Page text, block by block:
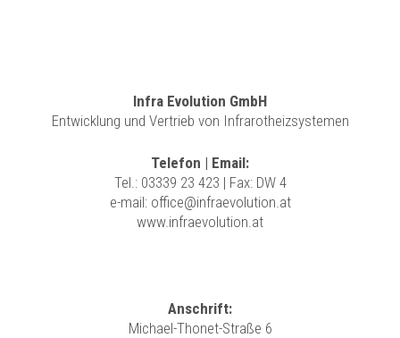
Infra Evolution GmbH
Entwicklung und Vertrieb von Infrarotheizsystemen
Telefon | Email:
Tel.: 03339 23 423 | Fax: DW 4
e-mail: office@infraevolution.at
www.infraevolution.at
Anschrift:
Michael-Thonet-Straße 6